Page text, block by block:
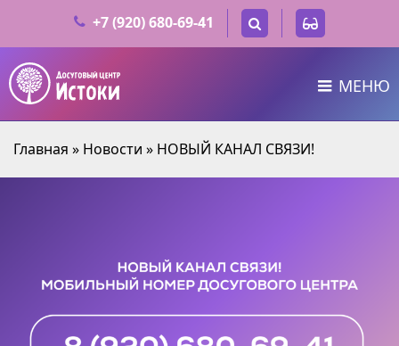
+7 (920) 680-69-41
МЕНЮ
Главная » Новости » НОВЫЙ КАНАЛ СВЯЗИ!